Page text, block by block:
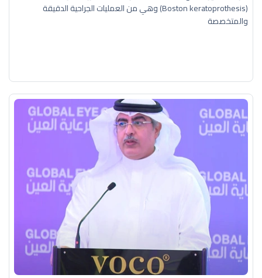
(Boston keratoprothesis) وهي من العمليات الجراحية الدقيقة
والمتخصصة